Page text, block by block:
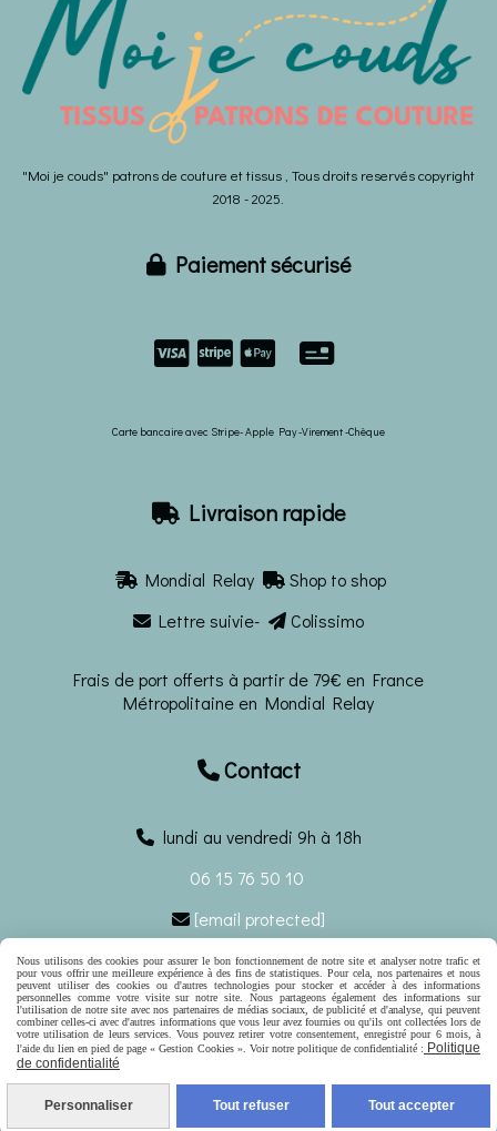
"Moi je couds" patrons de couture et tissus , Tous droits reservés copyright
2018 - 2025.
 Paiement sécurisé
 
Carte bancaire avec Stripe- Apple Pay -Virement -Chèque
 Livraison rapide
 Mondial Relay  Shop to shop
 Lettre suivie-  Colissimo
Frais de port offerts à partir de 79€ en France
Métropolitaine en Mondial Relay
Contact
lundi au vendredi 9h à 18h
06 15 76 50 10
 [email protected]
Ecrivez-nous
Facebook est désactivé. Autoriser
Mentions Légales
Conditions générales de vente
Politique de confidentialité
Gestion cookies Mon
Compte
Contact
Nous utilisons des cookies pour assurer le bon fonctionnement de notre site et analyser notre trafic et
pour vous offrir une meilleure expérience à des fins de statistiques. Pour cela, nos partenaires et nous
peuvent utiliser des cookies ou d'autres technologies pour stocker et accéder à des informations
personnelles comme votre visite sur notre site. Nous partageons également des informations sur
l'utilisation de notre site avec nos partenaires de médias sociaux, de publicité et d'analyse, qui peuvent
combiner celles-ci avec d'autres informations que vous leur avez fournies ou qu'ils ont collectées lors de
votre utilisation de leurs services. Vous pouvez retirer votre consentement, enregistré pour 6 mois, à
l'aide du lien en pied de page « Gestion Cookies ». Voir notre politique de confidentialité : Politique
de confidentialité
Personnaliser Tout refuser Tout accepter